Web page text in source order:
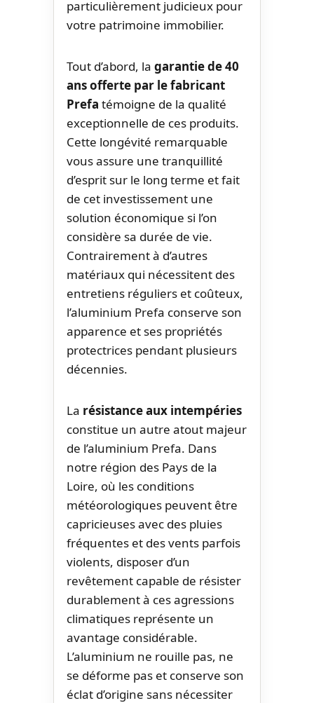
particulièrement judicieux pour
votre patrimoine immobilier.
Tout d’abord, la garantie de 40
ans offerte par le fabricant
Prefa témoigne de la qualité
exceptionnelle de ces produits.
Cette longévité remarquable
vous assure une tranquillité
d’esprit sur le long terme et fait
de cet investissement une
solution économique si l’on
considère sa durée de vie.
Contrairement à d’autres
matériaux qui nécessitent des
entretiens réguliers et coûteux,
l’aluminium Prefa conserve son
apparence et ses propriétés
protectrices pendant plusieurs
décennies.
La résistance aux intempéries
constitue un autre atout majeur
de l’aluminium Prefa. Dans
notre région des Pays de la
Loire, où les conditions
météorologiques peuvent être
capricieuses avec des pluies
fréquentes et des vents parfois
violents, disposer d’un
revêtement capable de résister
durablement à ces agressions
climatiques représente un
avantage considérable.
L’aluminium ne rouille pas, ne
se déforme pas et conserve son
éclat d’origine sans nécessiter